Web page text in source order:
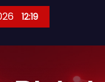
12:19